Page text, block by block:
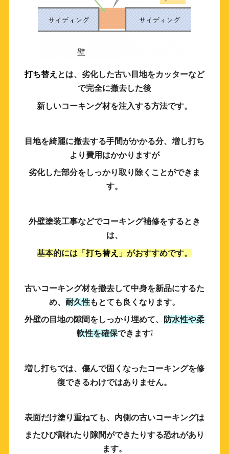
打ち替え とは、劣化した古い目地をカッターなど
で完全に撤去した後
新しいコーキング材を注入する方法です。
目地を綺麗に撤去する手間がかかる分、増し打ち
より費用はかかりますが
劣化した部分をしっかり取り除くことができま
す。
外壁塗装工事などでコーキング補修をするとき
は、
基本的には 「打ち替え」 がおすすめです。
古いコーキング材を撤去して中身を新品にするた
め、 耐久性もとても良くなります。
外壁の目地の隙間をしっかり埋めて、
防水性や柔
軟性を確保できます❕
増し打ちでは、傷んで固くなったコーキングを修
復できるわけではありません。
表面だけ塗り重ねても、内側の古いコーキングは
またひび割れたり隙間ができたりする恐れがあり
ます。